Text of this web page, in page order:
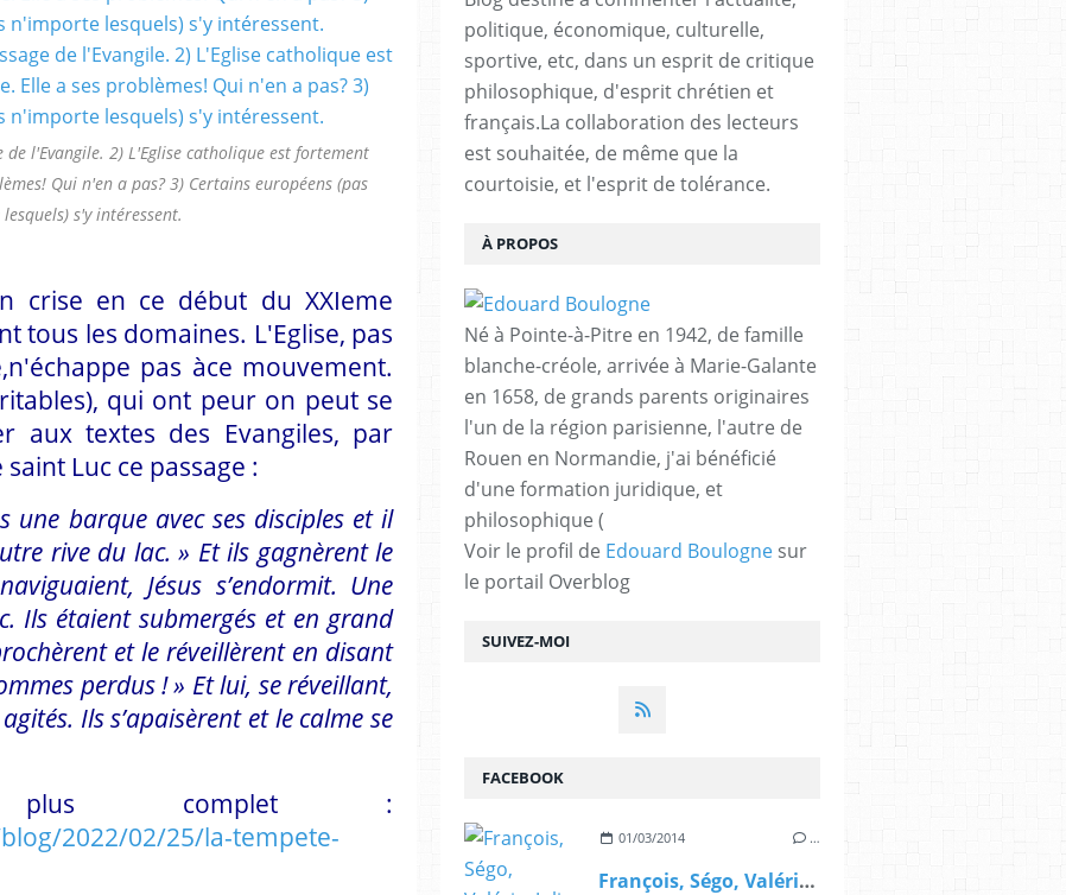
l'Evangile. 2) L'Eglise catholique est fortement
Qui n'en a pas? 3) Certains européens (pas
s'y intéressent.
crise en ce début du XXIeme
tous les domaines. L'Eglise, pas
pas àce mouvement.
qui ont peur on peut se
aux textes des Evangiles, par
Luc ce passage :
une barque avec ses disciples et il
rive du lac. » Et ils gagnèrent le
Jésus s’endormit. Une
Ils étaient submergés et en grand
et le réveillèrent en disant
perdus ! » Et lui, se réveillant,
Ils s’apaisèrent et le calme se
complet :
2022/02/25/la-tempete-
SUIVEZ-MOI
politique, économique, culturelle,
sportive, etc, dans un esprit de critique
philosophique, d'esprit chrétien et
français.La collaboration des lecteurs
est souhaitée, de même que la
courtoisie, et l'esprit de tolérance.
À PROPOS
Né à Pointe-à-Pitre en 1942, de famille
blanche-créole, arrivée à Marie-Galante
en 1658, de grands parents originaires
l'un de la région parisienne, l'autre de
Rouen en Normandie, j'ai bénéficié
d'une formation juridique, et
philosophique (
Voir le profil de Edouard Boulogne sur
le portail Overblog
FACEBOOK
01/03/2014 …
François, Ségo, Valérie, Julie et les autres